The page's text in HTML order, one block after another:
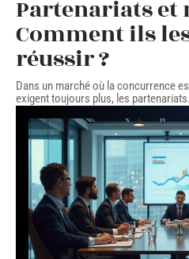
Partenariats et
Comment ils
réussir ?
Dans un marché où la concurrence
exigent toujours plus, les partenariats